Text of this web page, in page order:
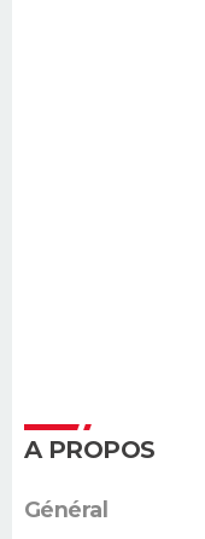
A PROPOS
Général